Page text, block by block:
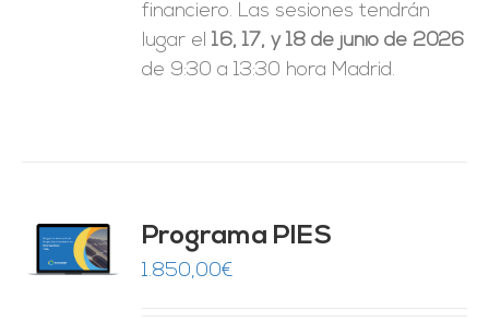
financiero. Las sesiones tendrán
lugar el16, 17, y 18 de junio de 2026
de 9:30 a 13:30 hora Madrid.
Programa PIES
1.850,00€